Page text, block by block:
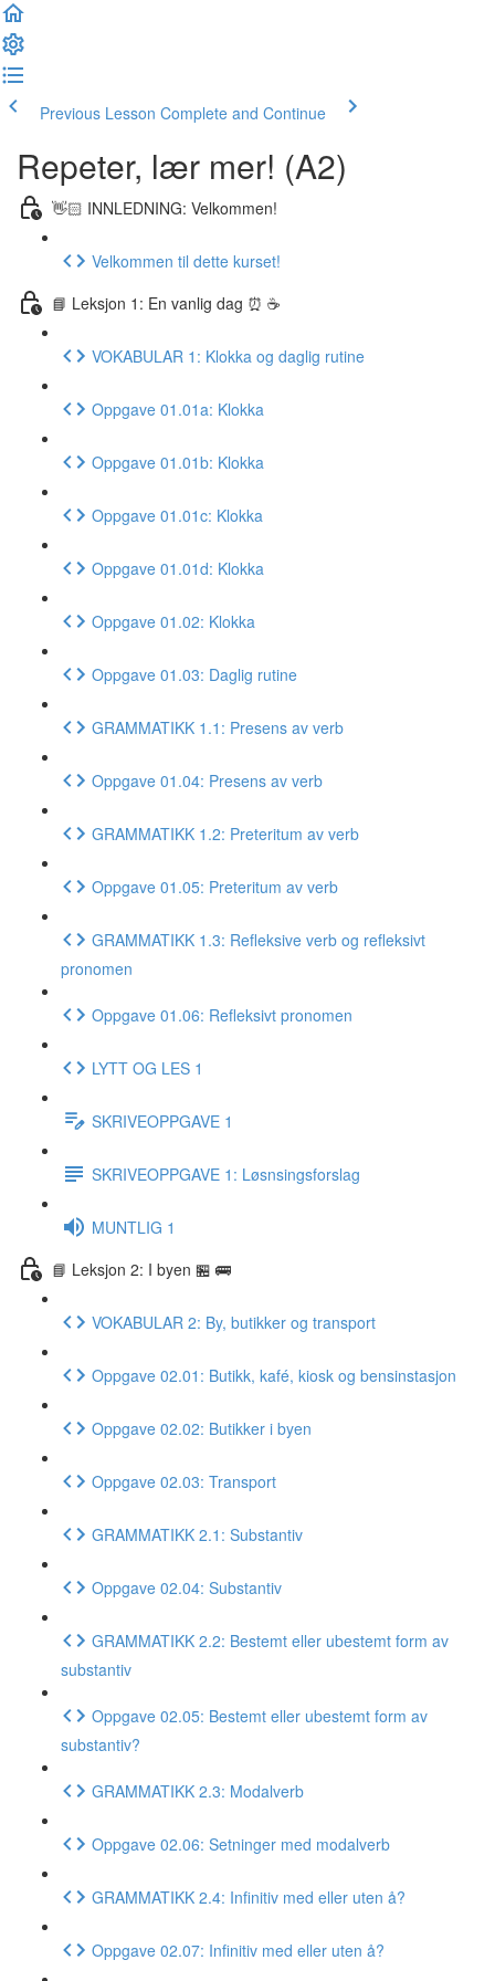
Previous Lesson Complete and Continue
Repeter, lær mer! (A2)
👋🏻 INNLEDNING: Velkommen!
Velkommen til dette kurset!
📘 Leksjon 1: En vanlig dag ⏰ ☕️
VOKABULAR 1: Klokka og daglig rutine
Oppgave 01.01a: Klokka
Oppgave 01.01b: Klokka
Oppgave 01.01c: Klokka
Oppgave 01.01d: Klokka
Oppgave 01.02: Klokka
Oppgave 01.03: Daglig rutine
GRAMMATIKK 1.1: Presens av verb
Oppgave 01.04: Presens av verb
GRAMMATIKK 1.2: Preteritum av verb
Oppgave 01.05: Preteritum av verb
GRAMMATIKK 1.3: Refleksive verb og refleksivt
pronomen
Oppgave 01.06: Refleksivt pronomen
LYTT OG LES 1
SKRIVEOPPGAVE 1
SKRIVEOPPGAVE 1: Løsnsingsforslag
MUNTLIG 1
📘 Leksjon 2: I byen 🏪 🚌
VOKABULAR 2: By, butikker og transport
Oppgave 02.01: Butikk, kafé, kiosk og bensinstasjon
Oppgave 02.02: Butikker i byen
Oppgave 02.03: Transport
GRAMMATIKK 2.1: Substantiv
Oppgave 02.04: Substantiv
GRAMMATIKK 2.2: Bestemt eller ubestemt form av
substantiv
Oppgave 02.05: Bestemt eller ubestemt form av
substantiv?
GRAMMATIKK 2.3: Modalverb
Oppgave 02.06: Setninger med modalverb
GRAMMATIKK 2.4: Infinitiv med eller uten å?
Oppgave 02.07: Infinitiv med eller uten å?